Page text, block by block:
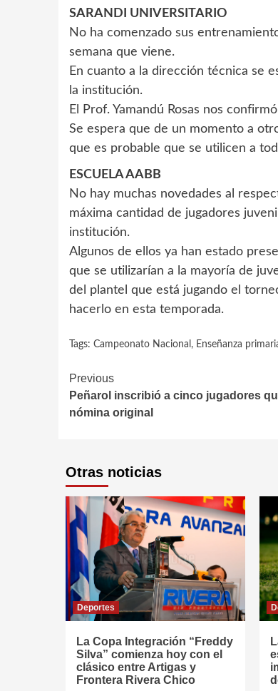
SARANDI UNIVERSITARIO
No ha comenzado sus
semana que viene.
En cuanto a la dirección técnica se
la institución.
El Prof. Yamandú Rosas nos
Se espera que de un momento a
que es probable que se utilicen a
ESCUELA AABB
No hay muchas novedades al
máxima cantidad de jugadores
institución.
Algunos de ellos ya han estado
que se utilizarían a la mayoría de
del plantel que está jugando el
hacerlo en esta temporada.
Tags: Campeonato Nacional , Enseñanza
Continue
Reading
Previous
Peñarol inscribió a cinco jugadores
nómina original
Otras noticias
Deportes
La Copa Integración “Freddy
Silva” comienza hoy con el
clásico entre Artigas y
Frontera Rivera Chico